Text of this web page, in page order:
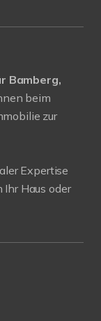
Bamberg,
beim
zur
Expertise
Haus oder